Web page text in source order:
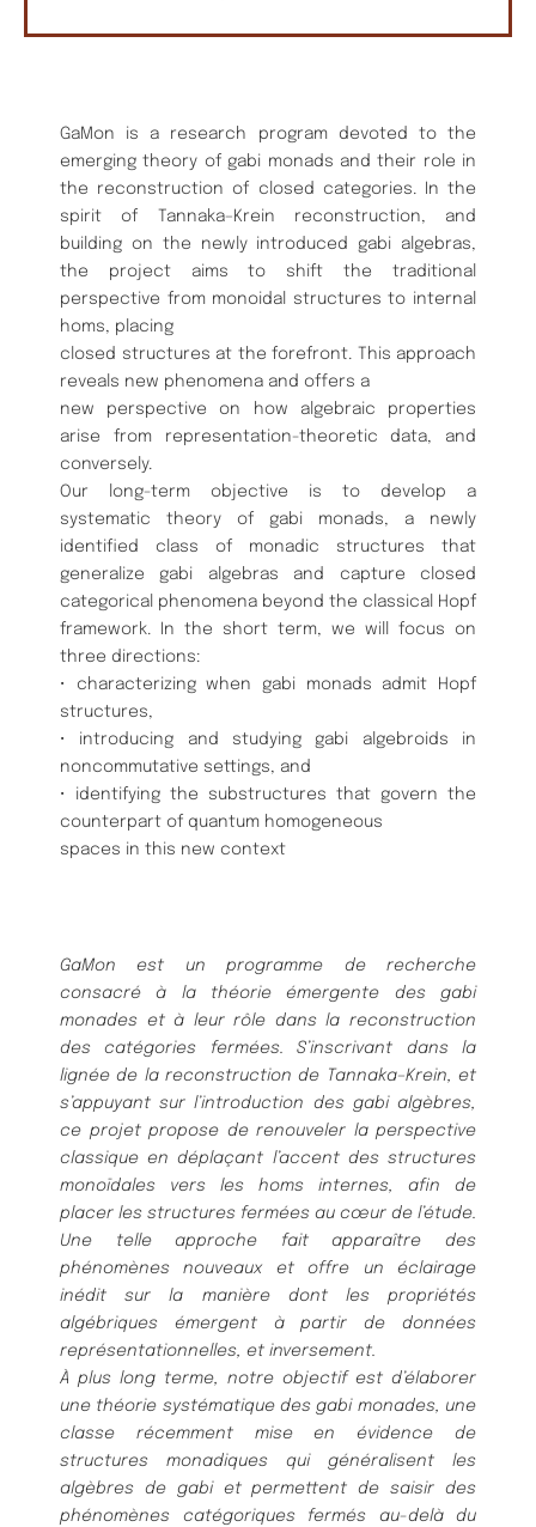
GaMon is a research program devoted to the
emerging theory of gabi monads and their role in
the reconstruction of closed categories. In the
spirit of Tannaka–Krein reconstruction, and
building on the newly introduced gabi algebras,
the project aims to shift the traditional
perspective from monoidal structures to internal
homs, placing
closed structures at the forefront. This approach
reveals new phenomena and offers a
new perspective on how algebraic properties
arise from representation-theoretic data, and
conversely.
Our long-term objective is to develop a
systematic theory of gabi monads, a newly
identified class of monadic structures that
generalize gabi algebras and capture closed
categorical phenomena beyond the classical Hopf
framework. In the short term, we will focus on
three directions:
• characterizing when gabi monads admit Hopf
structures,
• introducing and studying gabi algebroids in
noncommutative settings, and
• identifying the substructures that govern the
counterpart of quantum homogeneous
spaces in this new context
GaMon est un programme de recherche
consacré à la théorie émergente des gabi
monades et à leur rôle dans la reconstruction
des catégories fermées. S’inscrivant dans la
lignée de la reconstruction de Tannaka–Krein, et
s’appuyant sur l’introduction des gabi algèbres,
ce projet propose de renouveler la perspective
classique en déplaçant l’accent des structures
monoïdales vers les homs internes, afin de
placer les structures fermées au cœur de l’étude.
Une telle approche fait apparaître des
phénomènes nouveaux et offre un éclairage
inédit sur la manière dont les propriétés
algébriques émergent à partir de données
représentationnelles, et inversement.
À plus long terme, notre objectif est d’élaborer
une théorie systématique des gabi monades, une
classe récemment mise en évidence de
structures monadiques qui généralisent les
algèbres de gabi et permettent de saisir des
phénomènes catégoriques fermés au-delà du